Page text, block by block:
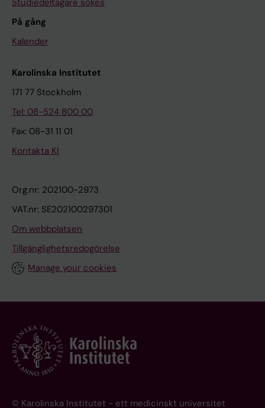
På gång
Kalender
Karolinska Institutet
171 77 Stockholm
Tel: 08-524 800 00
Fax: 08-31 11 01
Kontakta KI
Org.nr: 202100-2973
VAT.nr: SE202100297301
Om webbplatsen
Tillgänglighetsredogörelse
Manage your cookies
© Karolinska Institutet - ett medicinskt universitet